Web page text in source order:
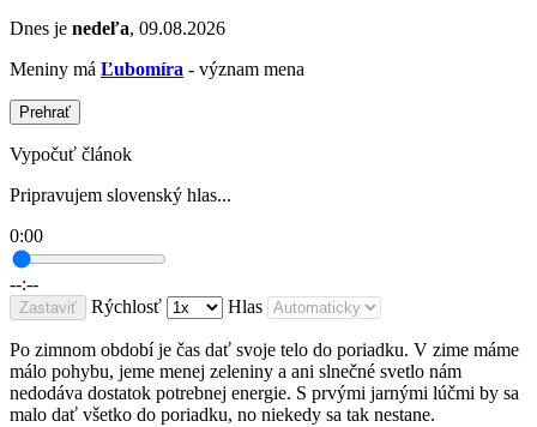
Dnes je nedeľa, 09.08.2026
Meniny má Ľubomíra - význam mena
Prehrať
Vypočuť článok
Pripravujem slovenský hlas...
0:00
--:--
Zastaviť Rýchlosť Hlas
Po zimnom období je čas dať svoje telo do poriadku. V zime máme
málo pohybu, jeme menej zeleniny a ani slnečné svetlo nám
nedodáva dostatok potrebnej energie. S prvými jarnými lúčmi by sa
malo dať všetko do poriadku, no niekedy sa tak nestane.